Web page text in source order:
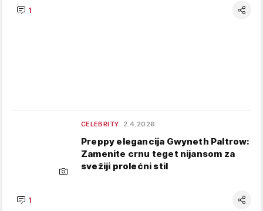
1
CELEBRITY 2.4.2026.
Preppy elegancija Gwyneth Paltrow:
Zamenite crnu teget nijansom za
svežiji prolećni stil
1